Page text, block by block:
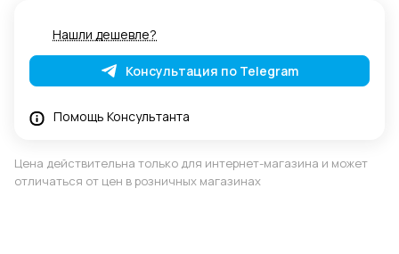
Нашли дешевле?
Консультация по Telegram
Помощь Консультанта
Цена действительна только для интернет-магазина и может
отличаться от цен в розничных магазинах